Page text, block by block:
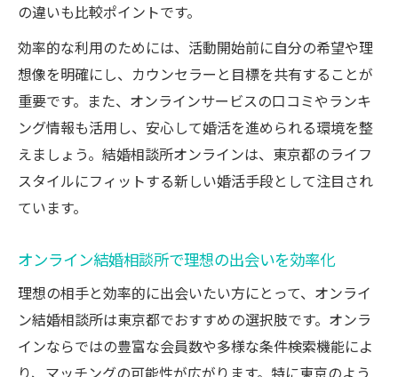
の違いも比較ポイントです。
効率的な利用のためには、活動開始前に自分の希望や理
想像を明確にし、カウンセラーと目標を共有することが
重要です。また、オンラインサービスの口コミやランキ
ング情報も活用し、安心して婚活を進められる環境を整
えましょう。結婚相談所オンラインは、東京都のライフ
スタイルにフィットする新しい婚活手段として注目され
ています。
オンライン結婚相談所で理想の出会いを効率化
理想の相手と効率的に出会いたい方にとって、オンライ
ン結婚相談所は東京都でおすすめの選択肢です。オンラ
インならではの豊富な会員数や多様な条件検索機能によ